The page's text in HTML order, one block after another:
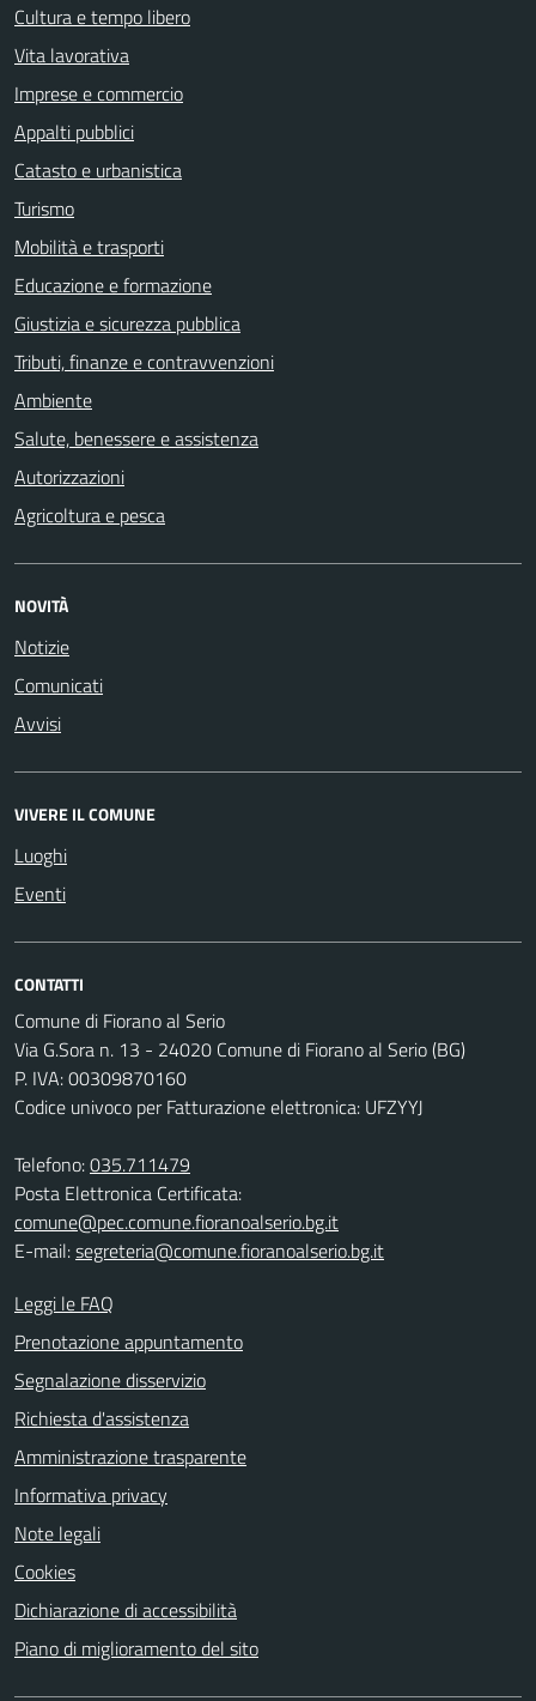
Cultura e tempo libero
Vita lavorativa
Imprese e commercio
Appalti pubblici
Catasto e urbanistica
Turismo
Mobilità e trasporti
Educazione e formazione
Giustizia e sicurezza pubblica
Tributi, finanze e contravvenzioni
Ambiente
Salute, benessere e assistenza
Autorizzazioni
Agricoltura e pesca
NOVITÀ
Notizie
Comunicati
Avvisi
VIVERE IL COMUNE
Luoghi
Eventi
CONTATTI
Comune di Fiorano al Serio
Via G.Sora n. 13 - 24020 Comune di Fiorano al Serio (BG)
P. IVA: 00309870160
Codice univoco per Fatturazione elettronica: UFZYYJ
Telefono:035.711479
Posta Elettronica Certificata:
comune@pec.comune.fioranoalserio.bg.it
E-mail:segreteria@comune.fioranoalserio.bg.it
Leggi le FAQ
Prenotazione appuntamento
Segnalazione disservizio
Richiesta d'assistenza
Amministrazione trasparente
Informativa privacy
Note legali
Cookies
Dichiarazione di accessibilità
Piano di miglioramento del sito